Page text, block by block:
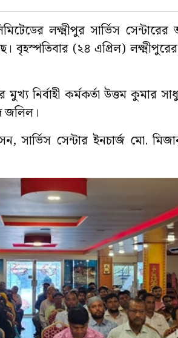
লক্ষ্মীপুর সার্ভিস
(২৪ এপ্রিল)
মুখ্য নির্বাহী কর্মকর্তা উত্তম
জলিল।
সার্ভিস সেন্টার ইনচার্জ মো.